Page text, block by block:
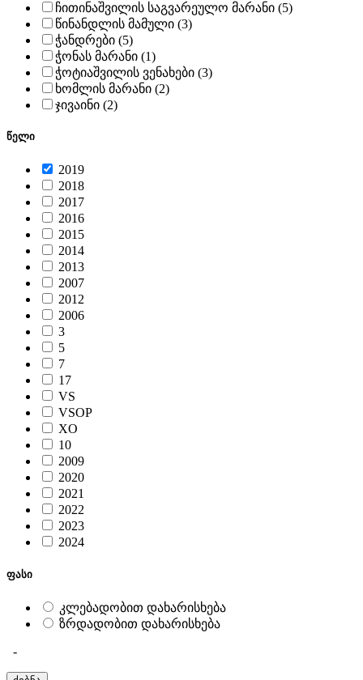
ჩითინაშვილის საგვარეულო მარანი (5)
წინანდლის მამული (3)
ჭანდრები (5)
ჭონას მარანი (1)
ჭოტიაშვილის ვენახები (3)
ხომლის მარანი (2)
ჯივაინი (2)
წელი
2019
2018
2017
2016
2015
2014
2013
2007
2012
2006
3
5
7
17
VS
VSOP
XO
10
2009
2020
2021
2022
2023
2024
ფასი
კლებადობით დახარისხება
ზრდადობით დახარისხება
-